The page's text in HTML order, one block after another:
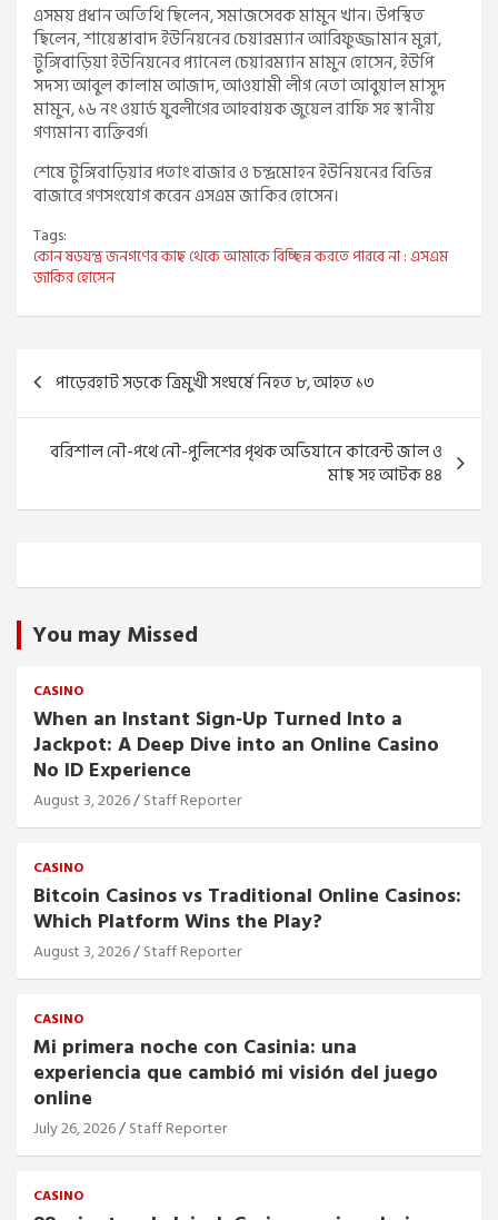
এসময় প্রধান অতিথি ছিলেন, সমাজসেবক মামুন খান। উপস্থিত
ছিলেন, শায়েস্তাবাদ ইউনিয়নের চেয়ারম্যান আরিফুজ্জামান মুন্না,
টুঙ্গিবাড়িয়া ইউনিয়নের প্যানেল চেয়ারম্যান মামুন হোসেন, ইউপি
সদস্য আবুল কালাম আজাদ, আওয়ামী লীগ নেতা আবুয়াল মাসুদ
মামুন, ১৬ নং ওয়ার্ড যুবলীগের আহবায়ক জুয়েল রাফি সহ স্থানীয়
গণ্যমান্য ব্যক্তিবর্গ।
শেষে টুঙ্গিবাড়িয়ার পতাং বাজার ও চন্দ্রমোহন ইউনিয়নের বিভিন্ন
বাজারে গণসংযোগ করেন এসএম জাকির হোসেন।
Tags:
কোন ষড়যন্ত্র জনগণের কাছ থেকে আমাকে বিচ্ছিন্ন করতে পারবে না : এসএম
জাকির হোসেন
Post
navigation
পাড়েরহাট সড়কে ত্রিমুখী সংঘর্ষে নিহত ৮, আহত ১৩
বরিশাল নৌ-পথে নৌ-পুলিশের পৃথক অভিযানে কারেন্ট জাল ও
মাছ সহ আটক ৪৪
You may Missed
CASINO
When an Instant Sign‑Up Turned Into a
Jackpot: A Deep Dive into an Online Casino
No ID Experience
August 3, 2026 Staff Reporter
CASINO
Bitcoin Casinos vs Traditional Online Casinos:
Which Platform Wins the Play?
August 3, 2026 Staff Reporter
CASINO
Mi primera noche con Casinia: una
experiencia que cambió mi visión del juego
online
July 26, 2026 Staff Reporter
CASINO